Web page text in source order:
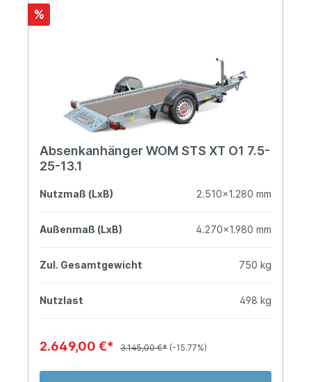
%
Absenkanhänger WOM STS XT O1 7.5-
25-13.1
Nutzmaß (LxB) 2.510x1.280 mm
Außenmaß (LxB) 4.270x1.980 mm
Zul. Gesamtgewicht 750 kg
Nutzlast 498 kg
2.649,00 €* 3.145,00 €* (-15.77%)